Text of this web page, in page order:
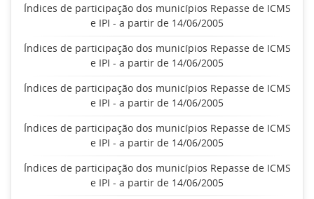
Índices de participação dos municípios Repasse de ICMS
e IPI - a partir de 14/06/2005
Índices de participação dos municípios Repasse de ICMS
e IPI - a partir de 14/06/2005
Índices de participação dos municípios Repasse de ICMS
e IPI - a partir de 14/06/2005
Índices de participação dos municípios Repasse de ICMS
e IPI - a partir de 14/06/2005
Índices de participação dos municípios Repasse de ICMS
e IPI - a partir de 14/06/2005